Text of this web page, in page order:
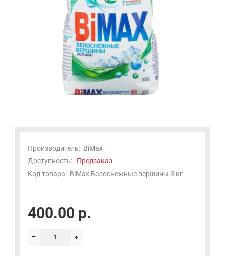
Производитель: BiMax
Доступность: Предзаказ
Код товара: BiMax Белоснежные вершины 3 кг
400.00 р.